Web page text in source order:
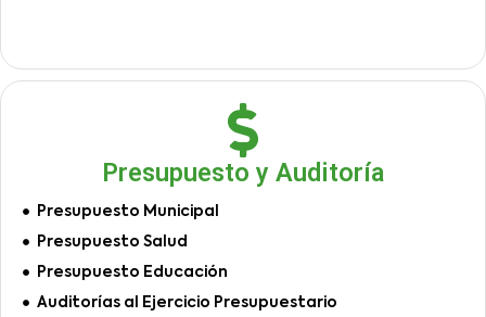
Presupuesto y Auditoría
Presupuesto Municipal
Presupuesto Salud
Presupuesto Educación
Auditorías al Ejercicio Presupuestario